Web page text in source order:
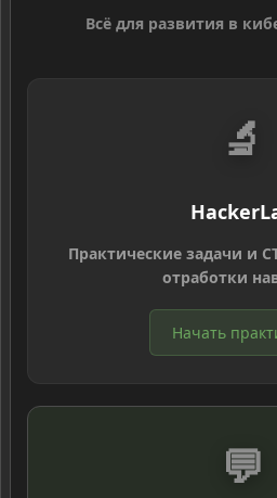
Всё для развития в
🔬
Практические задачи и
отработки
Начать
💬